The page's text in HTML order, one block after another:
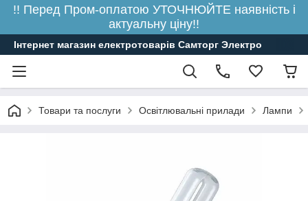
!! Перед Пром-оплатою УТОЧНЮЙТЕ наявність і
актуальну ціну!!
Інтернет магазин електротоварів Самторг Электро
Товари та послуги Освітлювальні прилади Лампи